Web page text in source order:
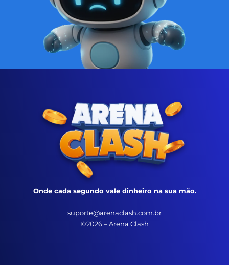
Onde cada segundo vale dinheiro na sua mão.
suporte@arenaclash.com.br
©2026 – Arena Clash